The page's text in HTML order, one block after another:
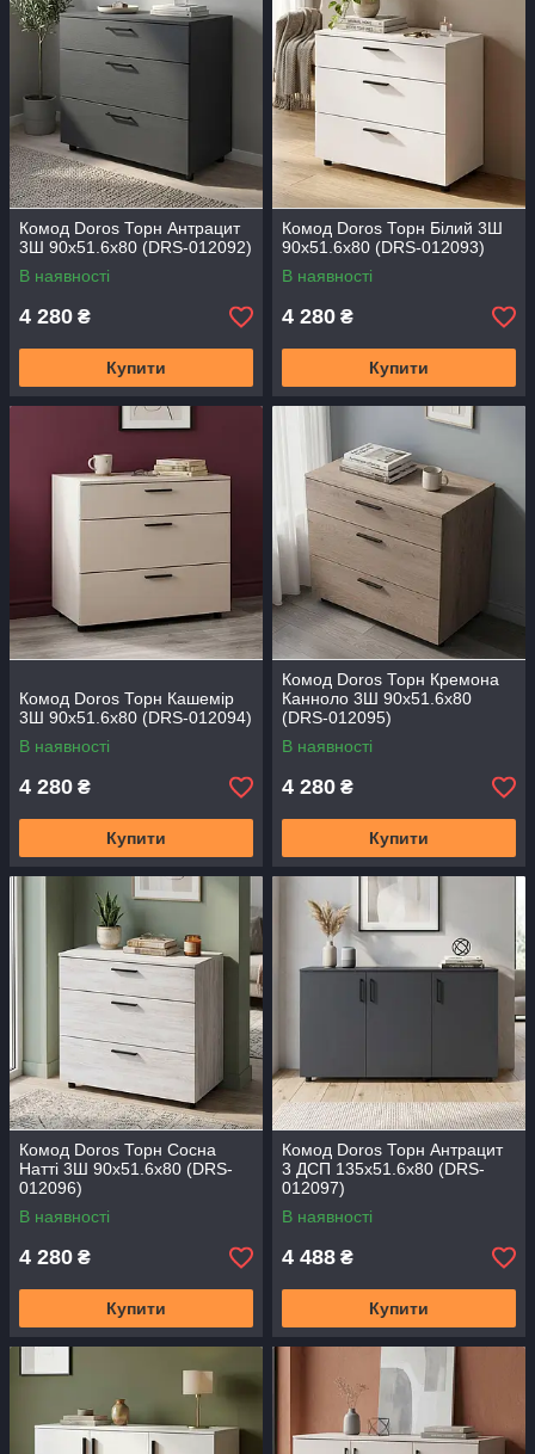
Комод Doros Торн Антрацит
3Ш 90х51.6х80 (DRS-012092)
В наявності
4 280 ₴
Купити
Комод Doros Торн Білий 3Ш
90х51.6х80 (DRS-012093)
В наявності
4 280 ₴
Купити
Комод Doros Торн Кашемір
3Ш 90х51.6х80 (DRS-012094)
В наявності
4 280 ₴
Купити
Комод Doros Торн Кремона
Канноло 3Ш 90х51.6х80
(DRS-012095)
В наявності
4 280 ₴
Купити
Комод Doros Торн Сосна
Натті 3Ш 90х51.6х80 (DRS-
012096)
В наявності
4 280 ₴
Купити
Комод Doros Торн Антрацит
3 ДСП 135х51.6х80 (DRS-
012097)
В наявності
4 488 ₴
Купити